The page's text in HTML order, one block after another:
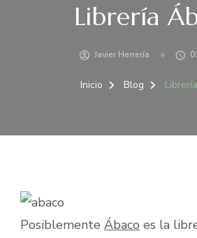
Librería
Javier Herrería
Inicio Blog
Posiblemente Ábaco es la